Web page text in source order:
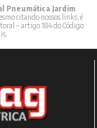
Pneumática Jardim
citando nossos links, é
– artigo 184 do Código
.